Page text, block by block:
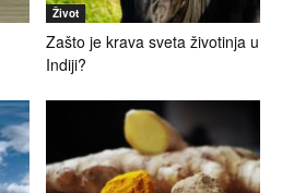
Život
Zašto je krava sveta životinja u
Indiji?